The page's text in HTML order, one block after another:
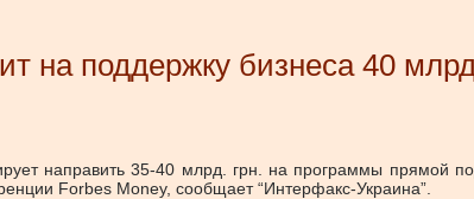
на поддержку бизнеса 40
направить 35-40 млрд. грн. на программы прямой
Forbes Money, сообщает “Интерфакс-Украина”.